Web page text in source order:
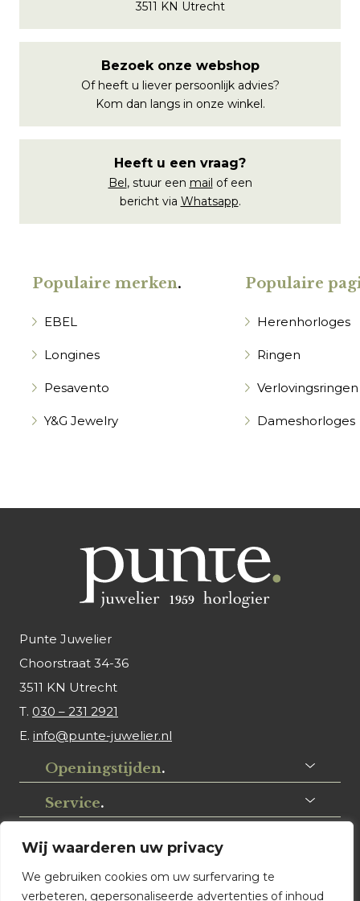
Wij waarderen uw privacy
We gebruiken cookies om uw surfervaring te
verbeteren, gepersonaliseerde advertenties of inhoud
3511 KN Utrecht
Bezoek onze webshop
Of heeft u liever persoonlijk advies?
Kom dan langs in onze winkel.
Heeft u een vraag?
Bel, stuur een mail of een
bericht via Whatsapp.
Populaire merken.
EBEL
Longines
Pesavento
Y&G Jewelry
Populaire
Herenhorloges
Ringen
Verlovingsringen
Dameshorloges
Punte Juwelier
Choorstraat 34-36
3511 KN Utrecht
T. 030 – 231 2921
E. info@punte-juwelier.nl
Openingstijden.
Service.
Volg ons